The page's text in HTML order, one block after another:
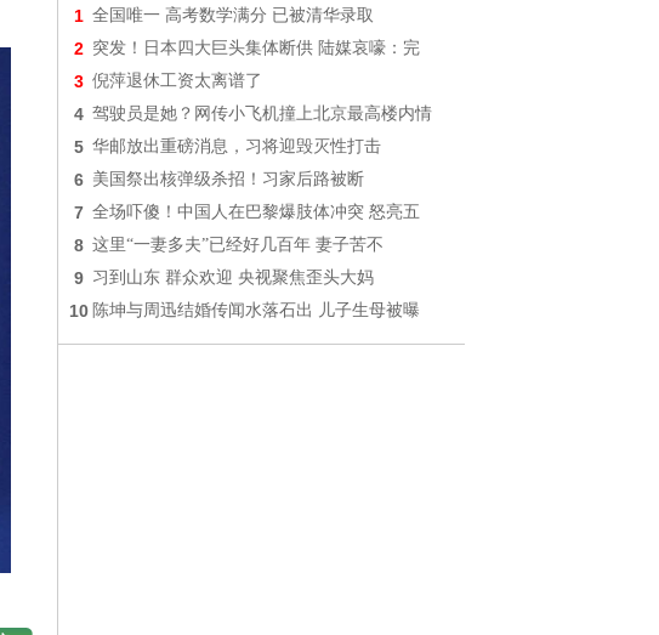
1 全国唯一 高考数学满分 已被清华录取
2 突发！日本四大巨头集体断供 陆媒哀嚎：完
3 倪萍退休工资太离谱了
4 驾驶员是她？网传小飞机撞上北京最高楼内情
5 华邮放出重磅消息，习将迎毁灭性打击
6 美国祭出核弹级杀招！习家后路被断
7 全场吓傻！中国人在巴黎爆肢体冲突 怒亮五
8 这里“一妻多夫”已经好几百年 妻子苦不
9 习到山东 群众欢迎 央视聚焦歪头大妈
10 陈坤与周迅结婚传闻水落石出 儿子生母被曝